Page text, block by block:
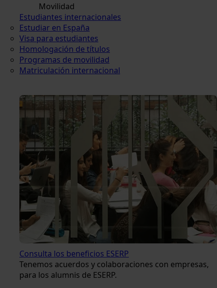
Movilidad
Estudiantes internacionales
Estudiar en España
Visa para estudiantes
Homologación de títulos
Programas de movilidad
Matriculación internacional
Consulta los beneficios ESERP
Tenemos acuerdos y colaboraciones con empresas,
para los alumnis de ESERP.